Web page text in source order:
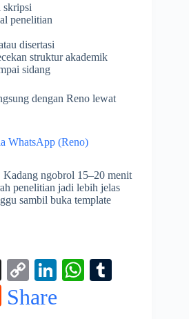
skripsi
penelitian
disertasi
struktur akademik
sidang
dengan Reno lewat
WhatsApp (Reno)
Kadang ngobrol 15–20 menit
penelitian jadi lebih jelas
sambil buka template
T
hr
C
op
Li
W
R
Share